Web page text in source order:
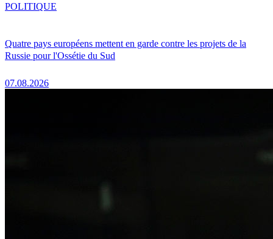
Quatre pays européens mettent en garde contre les projets de la
Russie pour l'Ossétie du Sud
07.08.2026
POLITIQUE